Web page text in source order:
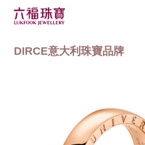
DIRCE意大利珠寶品牌